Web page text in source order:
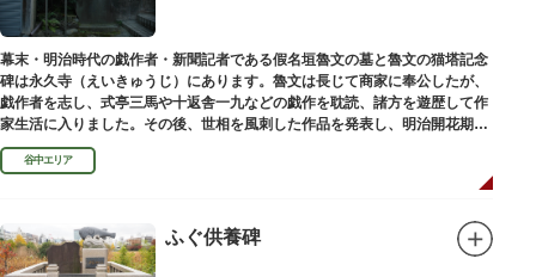
幕末・明治時代の戯作者・新聞記者である假名垣魯文の墓と魯文の猫塔記念
碑は永久寺（えいきゅうじ）にあります。魯文は長じて商家に奉公したが、
戯作者を志し、式亭三馬や十返舎一九などの戯作を耽読、諸方を遊歴して作
家生活に入りました。その後、世相を風刺した作品を発表し、明治開花期の
花形作家となりました。墓石には、聖観音を線刻した板碑がはめ込まれてい
ます。谷中エリア
ふぐ供養碑